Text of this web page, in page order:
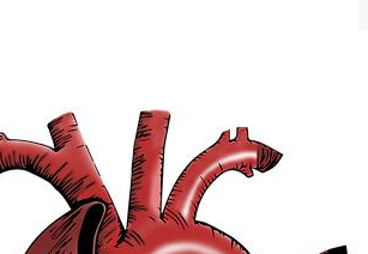
dolních
víček